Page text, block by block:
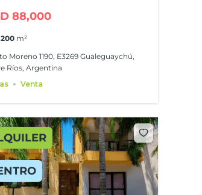
88,000
200 m²
Moreno 1190, E3269 Gualeguaychú,
Ríos, Argentina
Venta